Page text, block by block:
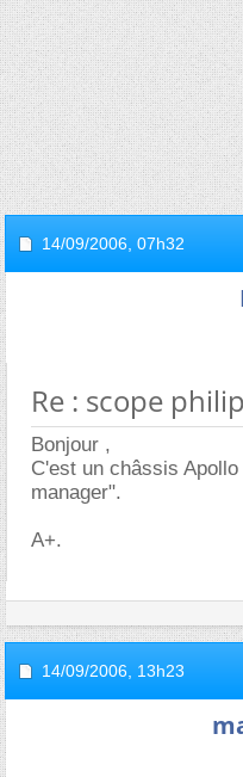
14/09/2006, 07h32
Re : scope
Bonjour ,
C'est un châssis
manager".
A+.
14/09/2006, 13h23